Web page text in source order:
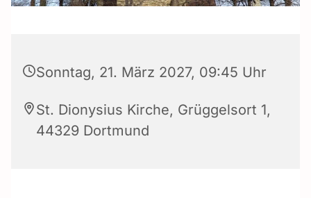
Sonntag, 21. März 2027, 09:45 Uhr
St. Dionysius Kirche, Grüggelsort 1,
44329 Dortmund